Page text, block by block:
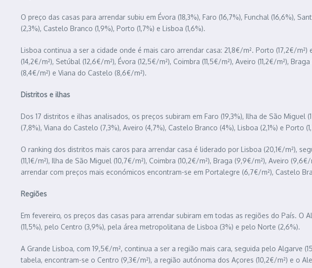
O preço das casas para arrendar subiu em Évora (18,3%), Faro (16,7%), Funchal (16,6%),
(2,3%), Castelo Branco (1,9%), Porto (1,7%) e Lisboa (1,6%).
Lisboa continua a ser a cidade onde é mais caro arrendar casa: 21,8€/m². Porto (17,2€/
(14,2€/m²), Setúbal (12,6€/m²), Évora (12,5€/m²), Coimbra (11,5€/m²), Aveiro (11,2€/m²),
(8,4€/m²) e Viana do Castelo (8,6€/m²).
Distritos e ilhas
Dos 17 distritos e ilhas analisados, os preços subiram em Faro (19,3%), Ilha de São Miguel
(7,8%), Viana do Castelo (7,3%), Aveiro (4,7%), Castelo Branco (4%), Lisboa (2,1%) e Porto
O ranking dos distritos mais caros para arrendar casa é liderado por Lisboa (20,1€/m²),
(11,1€/m²), Ilha de São Miguel (10,7€/m²), Coimbra (10,2€/m²), Braga (9,9€/m²), Aveiro
arrendar com preços mais económicos encontram-se em Portalegre (6,7€/m²), Castelo
Regiões
Em fevereiro, os preços das casas para arrendar subiram em todas as regiões do País. O
(11,5%), pelo Centro (3,9%), pela área metropolitana de Lisboa (3%) e pelo Norte (2,6%).
A Grande Lisboa, com 19,5€/m², continua a ser a região mais cara, seguida pelo Algarve
tabela, encontram-se o Centro (9,3€/m²), a região autónoma dos Açores (10,2€/m²) e o